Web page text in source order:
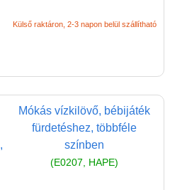
Külső raktáron, 2-3 napon belül szállítható
Mókás vízkilövő, bébijáték
fürdetéshez, többféle
színben
(E0207, HAPE)